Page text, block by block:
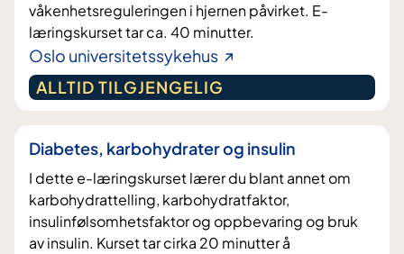
våkenhetsreguleringen i hjernen påvirket. E-
læringskurset tar ca. 40 minutter.
Oslo universitetssykehus
ALLTID TILGJENGELIG
Diabetes, karbohydrater og insulin
I dette e-læringskurset lærer du blant annet om
karbohydrattelling, karbohydratfaktor,
insulinfølsomhetsfaktor og oppbevaring og bruk
av insulin. Kurset tar cirka 20 minutter å